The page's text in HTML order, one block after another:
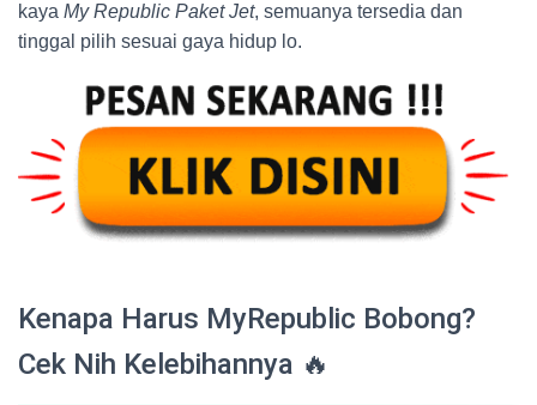
kaya My Republic Paket Jet, semuanya tersedia dan
tinggal pilih sesuai gaya hidup lo.
Kenapa Harus MyRepublic Bobong?
Cek Nih Kelebihannya 🔥